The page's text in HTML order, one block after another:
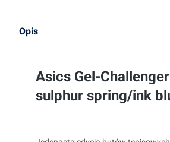
Opis
Asics Gel-
sulphur spring/ink